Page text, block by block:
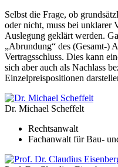
Selbst die Frage, ob
oder nicht, muss bei unklarer
Auslegung geklärt werden.
„Abrundung“ des (Gesamt-)
Vertragsschluss. Dies kann
sich aber auch als Nachlass
Einzelpreispositionen
Dr. Michael Scheffelt
Rechtsanwalt
Fachanwalt für Bau-